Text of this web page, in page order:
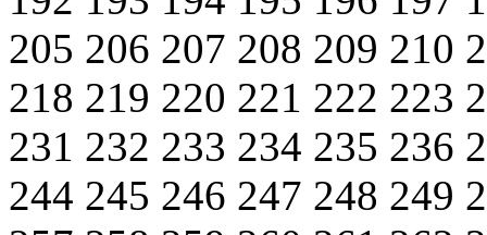
205 206 207 208 209 210
218 219 220 221 222 223
231 232 233 234 235 236
244 245 246 247 248 249